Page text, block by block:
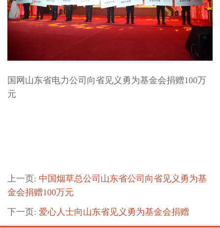
国网山东省电力公司向省见义勇为基金会捐赠100万
元
上一页: 中国烟草总公司山东省公司向省见义勇为基
金会捐赠100万元
下一页: 爱心人士向山东省见义勇为基金会捐赠